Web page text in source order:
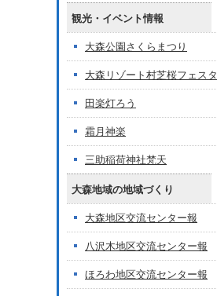
観光・イベント情報
大森公園さくらまつり
大森リゾート村芝桜フェスタ
田楽灯ろう
霜月神楽
三助稲荷神社梵天
大森地域の地域づくり
大森地区交流センター報
八沢木地区交流センター報
ほろわ地区交流センター報